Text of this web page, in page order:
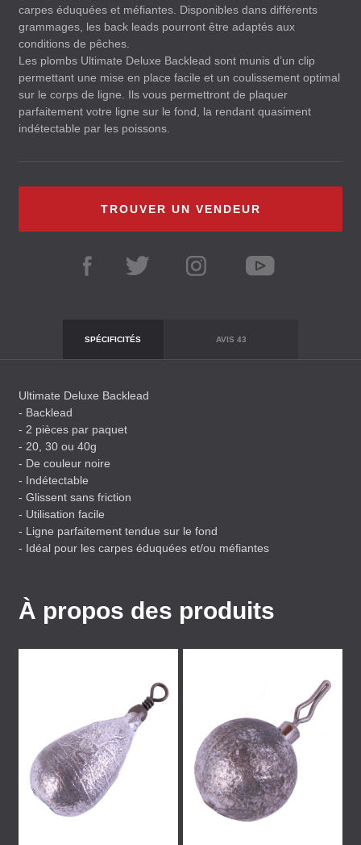
carpes éduquées et méfiantes. Disponibles dans différents
grammages, les back leads pourront être adaptés aux
conditions de pêches.
Les plombs Ultimate Deluxe Backlead sont munis d’un clip
permettant une mise en place facile et un coulissement optimal
sur le corps de ligne. Ils vous permettront de plaquer
parfaitement votre ligne sur le fond, la rendant quasiment
indétectable par les poissons.
TROUVER UN VENDEUR
SPÉCIFICITÉS AVIS 43
Ultimate Deluxe Backlead
- Backlead
- 2 pièces par paquet
- 20, 30 ou 40g
- De couleur noire
- Indétectable
- Glissent sans friction
- Utilisation facile
- Ligne parfaitement tendue sur le fond
- Idéal pour les carpes éduquées et/ou méfiantes
À propos des produits